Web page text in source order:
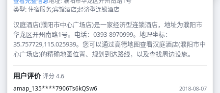
类型: 住宿服务;宾馆酒店;经济型连锁酒店
汉庭酒店(濮阳市中心广场店)是一家经济型连锁酒店，地址为濮阳市
华龙区开州南路1号。电话：0393-8970999。地理坐标：
35.757729,115.025939。您可以通过高德地图查看汉庭酒店(濮阳市中
心广场店)的精确地图位置、规划到达路线，以及查找周边设施。
用户评价评分 4.6
amap_135****7906Ts6kQSw6
2018-08-07